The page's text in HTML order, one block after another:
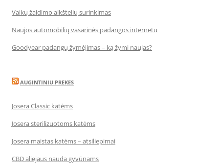
Vaikų žaidimo aikštelių surinkimas
Naujos automobilių vasarinės padangos internetu
Goodyear padangų žymėjimas – ką žymi naujas?
AUGINTINIU PREKES
Josera Classic katėms
Josera sterilizuotoms katėms
Josera maistas katėms – atsiliepimai
CBD aliejaus nauda gyvūnams